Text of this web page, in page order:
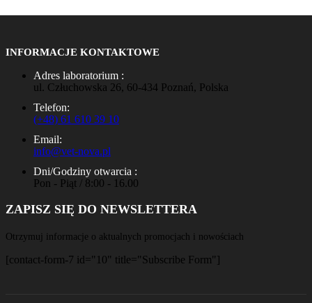
INFORMACJE KONTAKTOWE
Adres laboratorium :
ul. Człuchowska 26, 60-434 Poznań, Polska
Telefon:
(+48) 61 610 39 10
Email:
info@vet-nova.pl
Dni/Godziny otwarcia :
Pon - Piąt / 8:00 - 16.00
ZAPISZ SIĘ DO NEWSLETTERA
Otrzymuj informacje o aktualnych promocjach i nowościach
[contact-form-7 id="10" title="Subscribe Form"]